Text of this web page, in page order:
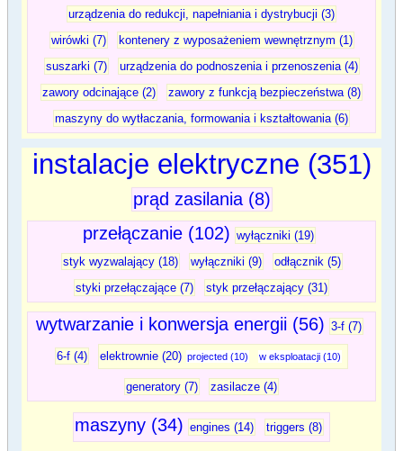
urządzenia do redukcji, napełniania i dystrybucji (3)
wirówki (7)
kontenery z wyposażeniem wewnętrznym (1)
suszarki (7)
urządzenia do podnoszenia i przenoszenia (4)
zawory odcinające (2)
zawory z funkcją bezpieczeństwa (8)
maszyny do wytłaczania, formowania i kształtowania (6)
instalacje elektryczne (351)
prąd zasilania (8)
przełączanie (102) wyłączniki (19)
styk wyzwalający (18)
wyłączniki (9)
odłącznik (5)
styki przełączające (7)
styk przełączający (31)
wytwarzanie i konwersja energii (56) 3-f (7)
6-f (4) elektrownie (20) projected (10) w eksploatacji (10)
generatory (7) zasilacze (4)
maszyny (34) engines (14) triggers (8)